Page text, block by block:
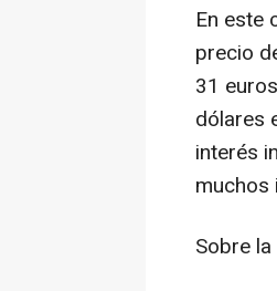
En este
precio
31
dólares
interés
muchos
Sobre